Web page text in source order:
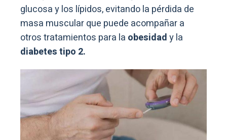
glucosa y los lípidos, evitando la pérdida de
masa muscular que puede acompañar a
otros tratamientos para la obesidady la
diabetes tipo 2.